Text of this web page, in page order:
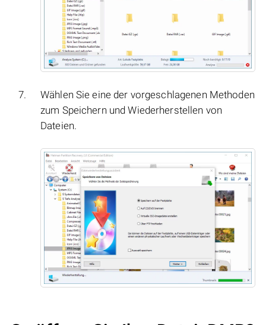
Wählen Sie eine der vorgeschlagenen Methoden
zum Speichern und Wiederherstellen von
Dateien.